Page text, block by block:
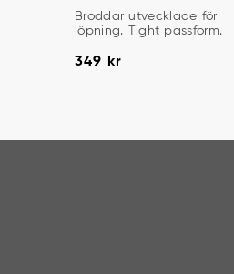
BRODDAR FÖR LÖPNING
Broddar utvecklade för
löpning. Tight passform.
Pris :349 kr
349 kr